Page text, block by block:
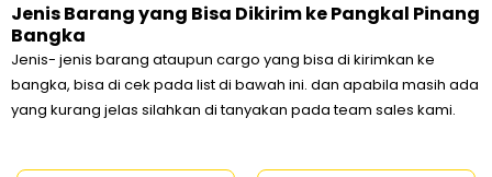
Jenis Barang yang Bisa Dikirim ke Pangkal Pinang
Bangka
Jenis- jenis barang ataupun cargo yang bisa di kirimkan ke
bangka, bisa di cek pada list di bawah ini. dan apabila masih ada
yang kurang jelas silahkan di tanyakan pada team sales kami.